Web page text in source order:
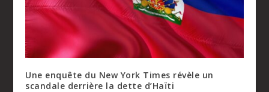
Une enquête du New York Times révèle un
scandale derrière la dette d’Haïti